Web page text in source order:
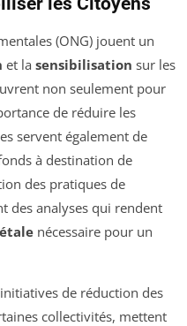
(ONG) jouent un
et la sensibilisation sur les
non seulement pour
de réduire les
servent également de
à destination de
des pratiques de
des analyses qui rendent
nécessaire pour un
de réduction des
collectivités, mettent